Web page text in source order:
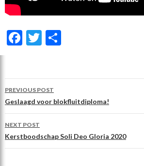
F
b
o
o
k
T
er n
Post
navigation
PREVIOUS POST
Geslaagd voor blokfluitdiploma!
NEXT POST
Kerstboodschap Soli Deo Gloria 2020